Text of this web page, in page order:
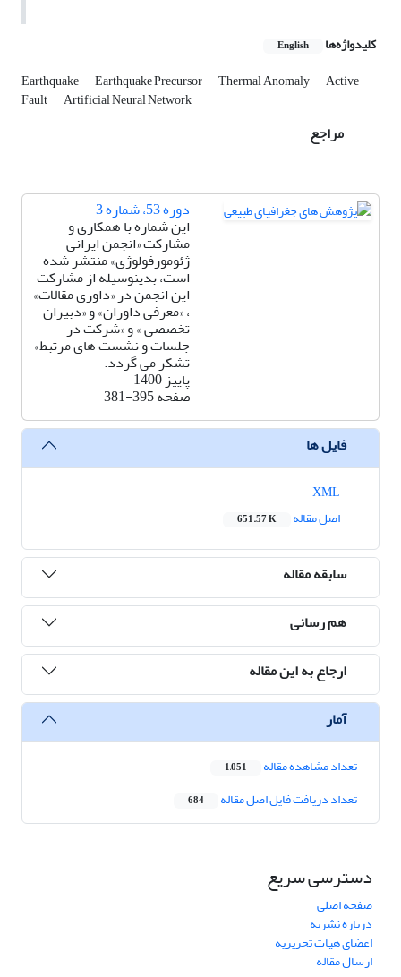
کلیدواژه‌ها English
Earthquake Earthquake Precursor Thermal Anomaly Active
Fault Artificial Neural Network
مراجع
دوره 53، شماره 3
این شماره با همکاری و
مشارکت «انجمن ایرانی
ژئومورفولوژی» منتشر شده
است، بدینوسیله از مشارکت
این انجمن در «داوری مقالات»
، «معرفی داوران» و «دبیران
تخصصی » و «شرکت در
جلسات و نشست های مرتبط»
تشکر می گردد.
پاییز 1400
صفحه381-395
فایل ها
اصل مقاله
651.57 K
سابقه مقاله
هم رسانی
ارجاع به این مقاله
آمار
تعداد مشاهده مقاله 1,051
تعداد دریافت فایل اصل مقاله 684
دسترسی سریع
صفحه اصلی
درباره نشریه
اعضای هیات تحریریه
ارسال مقاله